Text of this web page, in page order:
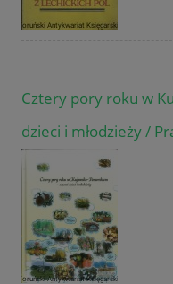
Cztery pory roku w
dzieci i młodzieży /